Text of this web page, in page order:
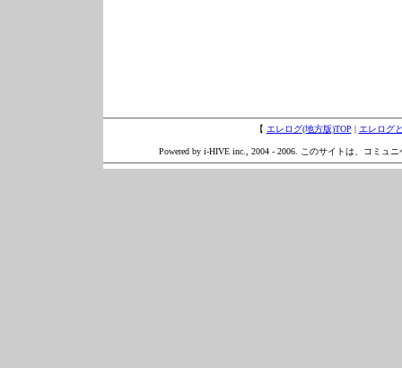
【 エレログ(地方版)TOP | エレログ
Powered by i-HIVE inc., 2004 - 2006. このサイトは、コミュ